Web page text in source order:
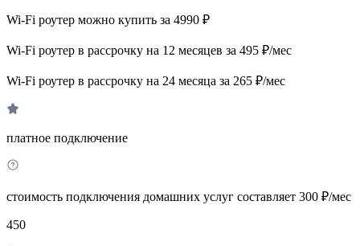
Wi-Fi роутер можно купить за 4990 ₽
Wi-Fi роутер в рассрочку на 12 месяцев за 495 ₽/мес
Wi-Fi роутер в рассрочку на 24 месяца за 265 ₽/мес
платное подключение
стоимость подключения домашних услуг составляет 300 ₽/мес
450